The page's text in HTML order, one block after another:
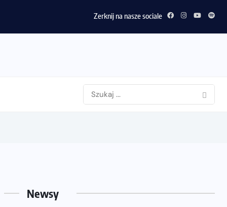
strój do biegania latem? Zerknij na nasze sociale
Newsy